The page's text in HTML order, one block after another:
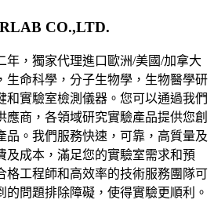
CO.,LTD.
年，獨家代理進口歐洲/美國/加拿大
生命科學，分子生物學，生物醫學研
和實驗室檢測儀器。您可以通過我們
應商，各領域研究實驗產品提供您創
品。我們服務快速，可靠，高質量及
及成本，滿足您的實驗室需求和預
格工程師和高效率的技術服務團隊可
的問題排除障礙，使得實驗更順利。